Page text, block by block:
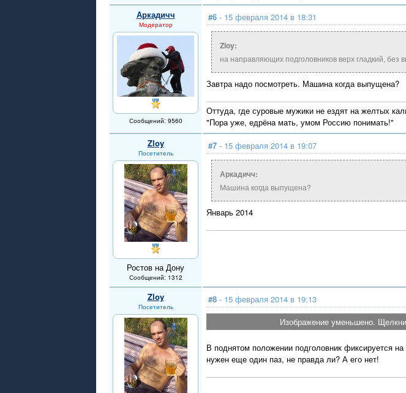
Аркадичч
Модератор
Сообщений: 9560
#6 - 15 февраля 2014 в 18:31
Zloy:
на направляющих подголовников верх гладкий, без
Завтра надо посмотреть. Машина когда выпущена?
Оттуда, где суровые мужики не ездят на желтых
"Пора уже, едрёна мать, умом Россию понимать!"
Zloy
Посетитель
Ростов на Дону
Сообщений: 1312
#7 - 15 февраля 2014 в 19:07
Аркадичч:
Машина когда выпущена?
Январь 2014
Zloy
Посетитель
#8 - 15 февраля 2014 в 19:13
Изображение уменьшено.
В поднятом положении подголовник фиксируется
нужен еще один паз, не правда ли? А его нет!